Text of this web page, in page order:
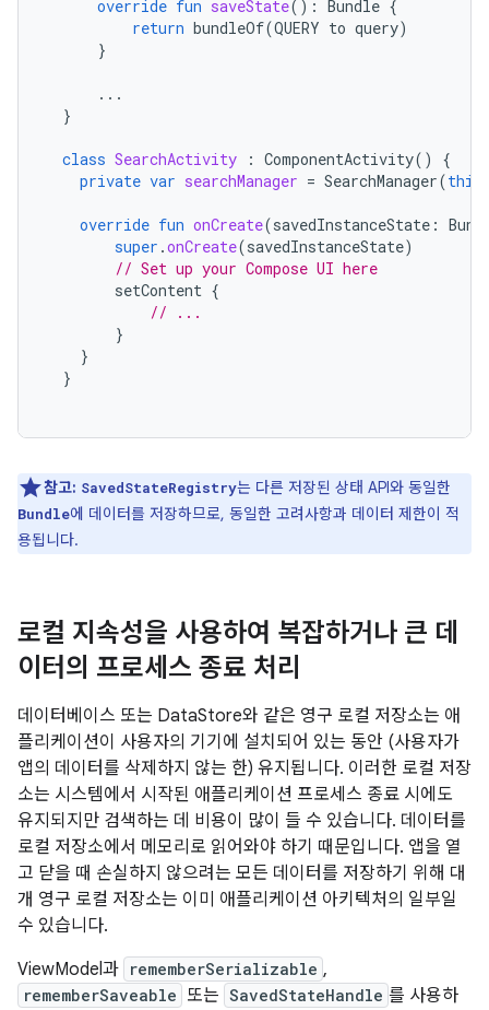
override fun saveState(): Bundle {
return bundleOf(QUERY to query)
}
...
}
class SearchActivity : ComponentActivity()
{
private var searchManager = SearchManager(this
override fun onCreate(savedInstanceState :
super .onCreate(savedInstanceState)
// Set up your Compose UI here
setContent {
// ...
}
}
}
참고: SavedStateRegistry는 다른 저장된 상태 API와 동일한
Bundle에 데이터를 저장하므로, 동일한 고려사항과 데이터 제한이 적
용됩니다.
로컬 지속성을 사용하여 복잡하거나 큰 데
이터의 프로세스 종료 처리
데이터베이스 또는 DataStore와 같은 영구 로컬 저장소는 애
플리케이션이 사용자의 기기에 설치되어 있는 동안 (사용자가
앱의 데이터를 삭제하지 않는 한) 유지됩니다. 이러한 로컬 저장
소는 시스템에서 시작된 애플리케이션 프로세스 종료 시에도
유지되지만 검색하는 데 비용이 많이 들 수 있습니다. 데이터를
로컬 저장소에서 메모리로 읽어와야 하기 때문입니다. 앱을 열
고 닫을 때 손실하지 않으려는 모든 데이터를 저장하기 위해 대
개 영구 로컬 저장소는 이미 애플리케이션 아키텍처의 일부일
수 있습니다.
ViewModel과 rememberSerializable ,
rememberSaveable 또는 SavedStateHandle 를 사용하